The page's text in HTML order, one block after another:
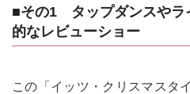
■その1 タップダンスやラ
的なレビューショー
この「イッツ・クリスマスタ